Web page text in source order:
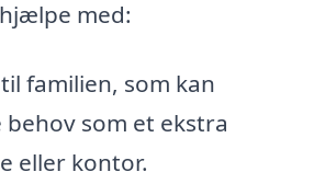
med:
familien, som kan
som et ekstra
eller kontor.